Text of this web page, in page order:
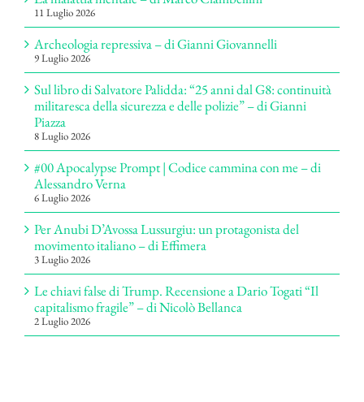
11 Luglio 2026
Archeologia repressiva – di Gianni Giovannelli
9 Luglio 2026
Sul libro di Salvatore Palidda: “25 anni dal G8: continuità
militaresca della sicurezza e delle polizie” – di Gianni
Piazza
8 Luglio 2026
#00 Apocalypse Prompt | Codice cammina con me – di
Alessandro Verna
6 Luglio 2026
Per Anubi D’Avossa Lussurgiu: un protagonista del
movimento italiano – di Effimera
3 Luglio 2026
Le chiavi false di Trump. Recensione a Dario Togati “Il
capitalismo fragile” – di Nicolò Bellanca
2 Luglio 2026